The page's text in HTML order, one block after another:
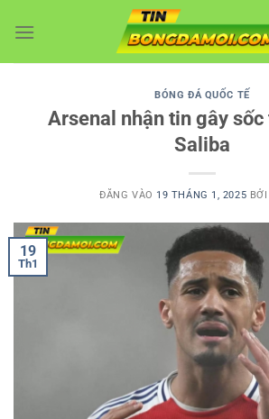
qua
BÓNG ĐÁ QUỐC TẾ
Arsenal nhận tin gây
Saliba
ĐĂNG VÀO 19 THÁNG 1, 2025 BỞI
19
Th1